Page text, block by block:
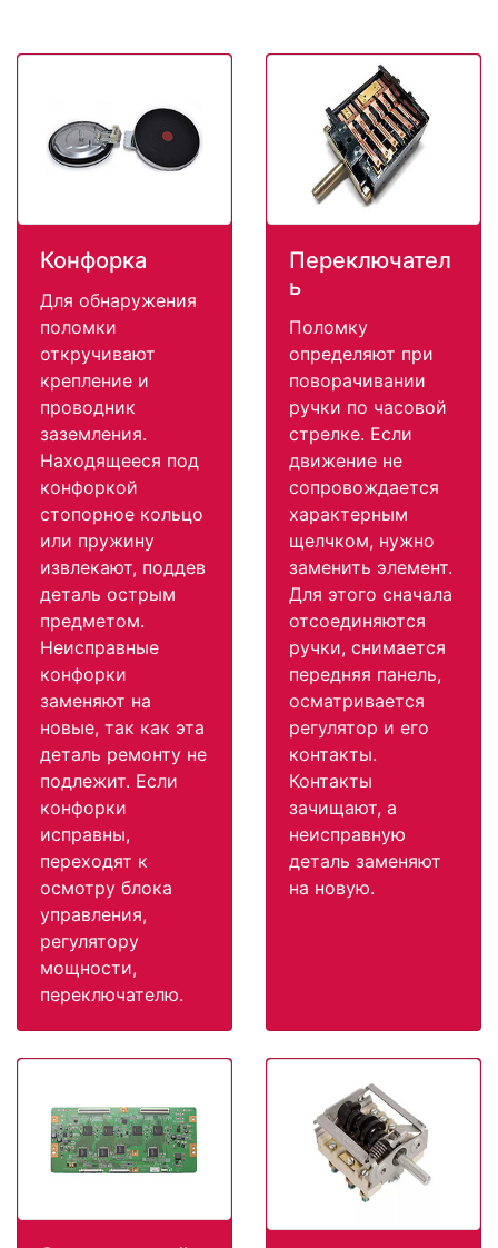
Конфорка
Для обнаружения
поломки
откручивают
крепление и
проводник
заземления.
Находящееся под
конфоркой
стопорное кольцо
или пружину
извлекают, поддев
деталь острым
предметом.
Неисправные
конфорки
заменяют на
новые, так как эта
деталь ремонту не
подлежит. Если
конфорки
исправны,
переходят к
осмотру блока
управления,
регулятору
мощности,
переключателю.
Переключател
ь
Поломку
определяют при
поворачивании
ручки по часовой
стрелке. Если
движение не
сопровождается
характерным
щелчком, нужно
заменить элемент.
Для этого сначала
отсоединяются
ручки, снимается
передняя панель,
осматривается
регулятор и его
контакты.
Контакты
зачищают, а
неисправную
деталь заменяют
на новую.